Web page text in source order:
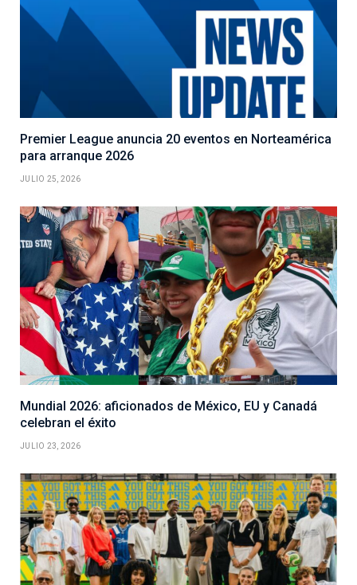
Premier League anuncia 20 eventos en Norteamérica
para arranque 2026
JULIO 25, 2026
Mundial 2026: aficionados de México, EU y Canadá
celebran el éxito
JULIO 23, 2026